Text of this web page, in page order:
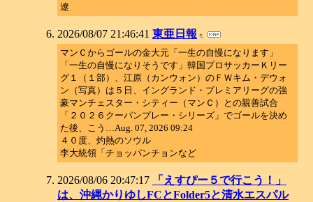
遼
2026/08/07 21:46:41 東亜日報
マンＣからゴールの金大元「一生の自慢になります」
「一生の自慢になりそうです」韓国プロサッカーＫリー
グ１（１部）、江原（カンウォン）のＦＷキム・デウォ
ン（写真）は５日、イングランド・プレミアリーグの強
豪マンチェスター・シティー（マンＣ）との親善試合
「２０２６クーパンプレー・シリーズ」でゴールを決め
た後、こう…Aug. 07, 2026 09:24
４０度、灼熱のソウル
李大統領「チョッパンチョンなど
2026/08/06 20:47:17
「えすぴー５で行こう！」
は、沖縄かりゆしFCとFolder5と清水エスパル